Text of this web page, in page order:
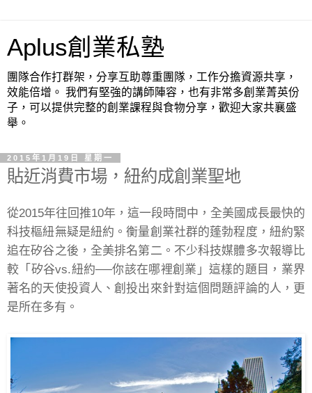
Aplus創業私塾
團隊合作打群架，分享互助尊重團隊，工作分擔資源共享，
效能倍增。 我們有堅強的講師陣容，也有非常多創業菁英份
子，可以提供完整的創業課程與食物分享，歡迎大家共襄盛
舉。
2015年1月19日 星期一
貼近消費市場，紐約成創業聖地
從2015年往回推10年，這一段時間中，全美國成長最快的
科技樞紐無疑是紐約。衡量創業社群的蓬勃程度，紐約緊
追在矽谷之後，全美排名第二。不少科技媒體多次報導比
較「矽谷vs.紐約──你該在哪裡創業」這樣的題目，業界
著名的天使投資人、創投出來針對這個問題評論的人，更
是所在多有。